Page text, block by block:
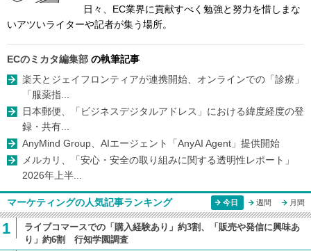
日々、EC業界に貢献すべく勉強と努力を惜しまな
いアツいライターや記者が集う場所。
ECのミカタ編集部 の執筆記事
楽天とジェイフロンティアが連携開始、オンラインでの「診療」
「服薬指...
日本郵便、「ビジネスデジタルアドレス」における緯度経度の登
録・共有...
AnyMind Group、AIエージェント「AnyAI Agent」提供開始
メルカリ、「安心・安全の取り組みに関する透明性レポート」
2026年上半...
マーケティングの人気記事ランキング 今日 週間 月間
1
ライブコマースでの「購入経験あり」約3割、「販売や発信に興味あ
り」約6割 行知学園調査